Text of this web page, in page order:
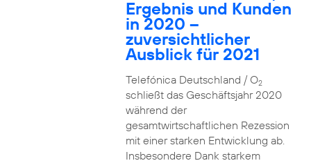
Ergebnis und Kunden
in 2020 –
zuversichtlicher
Ausblick für 2021
Telefónica Deutschland / O2
schließt das Geschäftsjahr 2020
während der
gesamtwirtschaftlichen Rezession
mit einer starken Entwicklung ab.
Insbesondere Dank starkem